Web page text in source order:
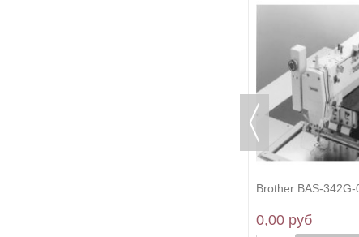
Brother BAS-342G-
0,00 руб